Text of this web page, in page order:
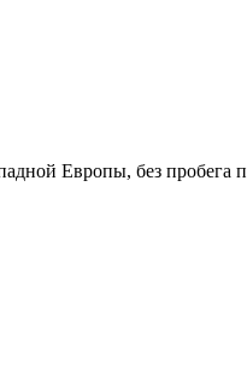
Европы, без пробега